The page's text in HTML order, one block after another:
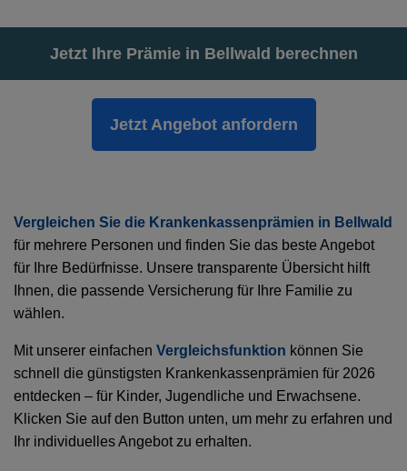
Jetzt Ihre Prämie in Bellwald berechnen
Jetzt Angebot anfordern
Vergleichen Sie die Krankenkassenprämien in Bellwald
für mehrere Personen und finden Sie das beste Angebot
für Ihre Bedürfnisse. Unsere transparente Übersicht hilft
Ihnen, die passende Versicherung für Ihre Familie zu
wählen.
Mit unserer einfachen Vergleichsfunktion können Sie
schnell die günstigsten Krankenkassenprämien für 2026
entdecken – für Kinder, Jugendliche und Erwachsene.
Klicken Sie auf den Button unten, um mehr zu erfahren und
Ihr individuelles Angebot zu erhalten.